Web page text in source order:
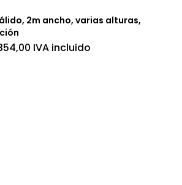
2m ancho, varias alturas,
Rango
IVA incluido